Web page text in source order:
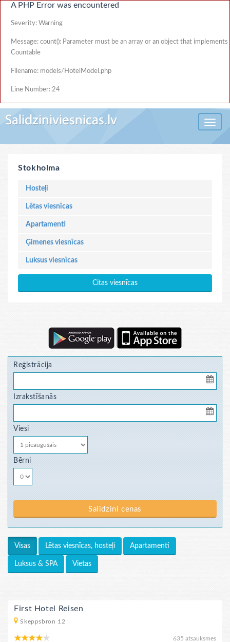
A PHP Error was encountered
Severity: Warning
Message: count(): Parameter must be an array or an object that implements
Countable
Filename: models/HotelModel.php
Line Number: 24
Toggle
Stokholma
Hosteļi
Lētas viesnīcas
Apartamenti
Ģimenes viesnīcas
Luksus viesnīcas
Citas viesnīcas
Reģistrācija
Izrakstīšanās
Viesi
Bērni
Salīdzini cenas
Visas Lētas viesnīcas, hosteļi Apartamenti
Luksus & SPA Vietas
First Hotel Reisen
Skeppsbron 12
635 atsauksmes